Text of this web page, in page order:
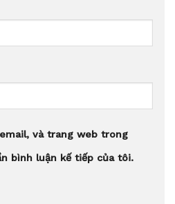
và trang web trong
bình luận kế tiếp của tôi.